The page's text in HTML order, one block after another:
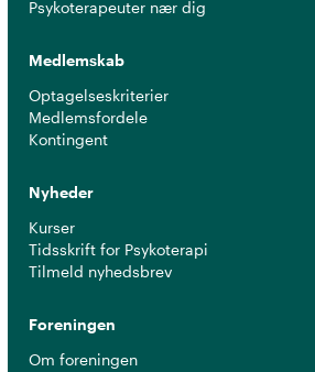
Psykoterapeuter nær dig
Medlemskab
Optagelseskriterier
Medlemsfordele
Kontingent
Nyheder
Kurser
Tidsskrift for Psykoterapi
Tilmeld nyhedsbrev
Foreningen
Om foreningen